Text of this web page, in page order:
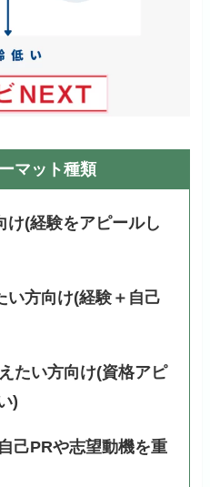
マット種類
(経験をアピールし
い方向け(経験＋自己
たい方向け(資格アピ
)
己PRや志望動機を重